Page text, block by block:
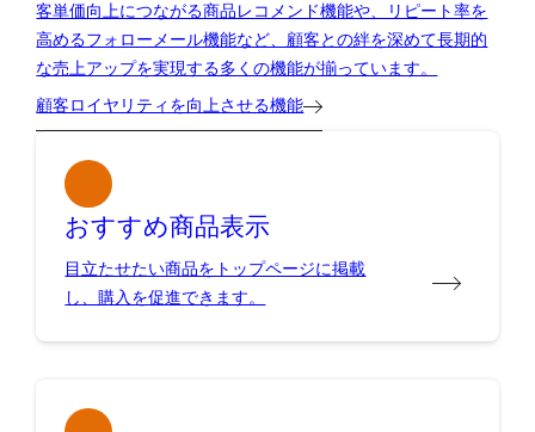
客単価向上につながる商品レコメンド機能や、リピート率を
高めるフォローメール機能など、顧客との絆を深めて長期的
な売上アップを実現する多くの機能が揃っています。
顧客ロイヤリティを向上させる機能
おすすめ商品表示
目立たせたい商品をトップページに掲載
し、購入を促進できます。